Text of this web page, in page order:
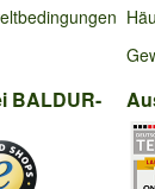
BALDUR-